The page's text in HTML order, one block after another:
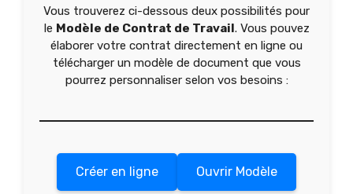
Vous trouverez ci-dessous deux possibilités pour
le Modèle de Contrat de Travail. Vous pouvez
élaborer votre contrat directement en ligne ou
télécharger un modèle de document que vous
pourrez personnaliser selon vos besoins :
Créer en ligne Ouvrir Modèle